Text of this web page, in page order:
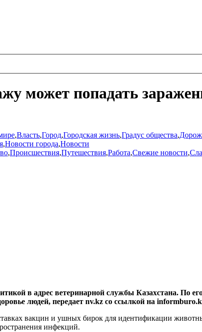
может попадать
,Власть,Город,Городская жизнь,Градус общества,
,Новости города,Новости
,Происшествия,Путешествия,Работа,Свежие новости,
в адрес ветеринарной службы Казахстана. По
людей, передает nv.kz со ссылкой на
вакцин и ушных бирок для идентификации
инфекций.